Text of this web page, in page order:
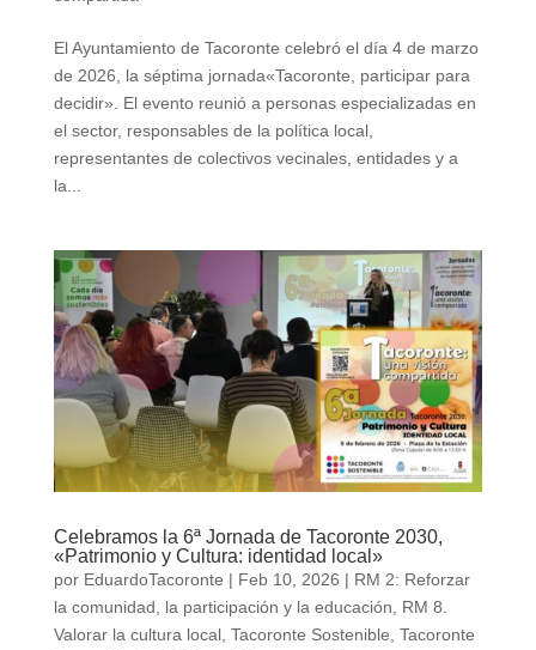
El Ayuntamiento de Tacoronte celebró el día 4 de marzo
de 2026, la séptima jornada«Tacoronte, participar para
decidir». El evento reunió a personas especializadas en
el sector, responsables de la política local,
representantes de colectivos vecinales, entidades y a
la...
Celebramos la 6ª Jornada de Tacoronte 2030,
«Patrimonio y Cultura: identidad local»
por EduardoTacoronte | Feb 10, 2026 | RM 2: Reforzar
la comunidad, la participación y la educación
RM 8.
Valorar la cultura local, Tacoronte Sostenible Tacoronte